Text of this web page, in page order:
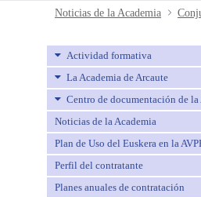
Noticias de la Academia
Actividad formativa
La Academia de Arcaute
Centro de documentación de la
Noticias de la Academia
Plan de Uso del Euskera en la
Perfil del contratante
Planes anuales de contratación